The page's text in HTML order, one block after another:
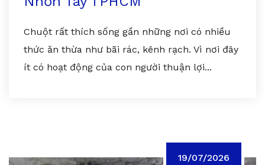
Chuột rất thích sống gần những nơi có nhiều
thức ăn thừa như bãi rác, kênh rạch. Vì nơi đây
ít có hoạt động của con người thuận lợi...
19/07/2026